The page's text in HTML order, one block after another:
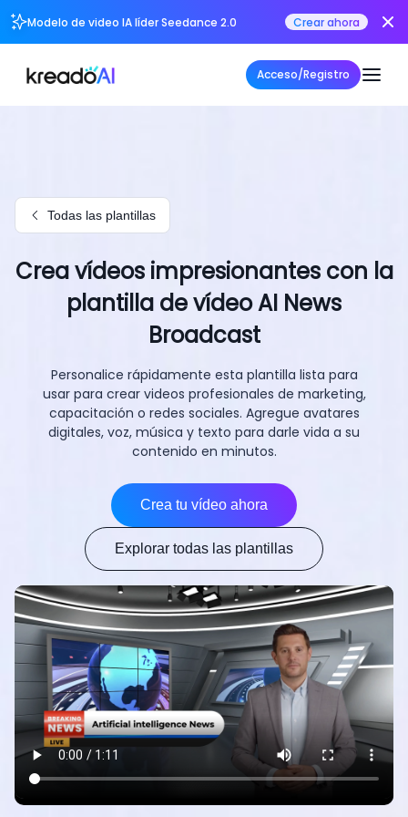
Modelo de video IA líder Seedance 2.0 Crear ahora
Acceso/Registro
Todas las plantillas
Crea vídeos impresionantes con la
plantilla de vídeo AI News
Broadcast
Personalice rápidamente esta plantilla lista para
usar para crear videos profesionales de marketing,
capacitación o redes sociales. Agregue avatares
digitales, voz, música y texto para darle vida a su
contenido en minutos.
Crea tu vídeo ahora
Explorar todas las plantillas